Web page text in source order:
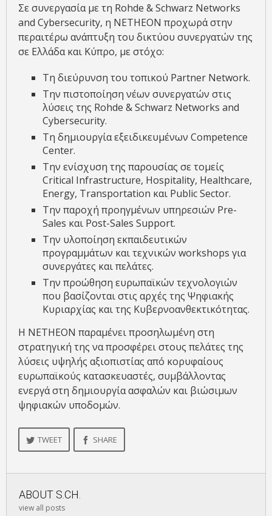
Σε συνεργασία με τη Rohde & Schwarz Networks
and Cybersecurity, η NETHEON προχωρά στην
περαιτέρω ανάπτυξη του δικτύου συνεργατών της
σε Ελλάδα και Κύπρο, με στόχο:
Τη διεύρυνση του τοπικού Partner Network.
Την πιστοποίηση νέων συνεργατών στις
λύσεις της Rohde & Schwarz Networks and
Cybersecurity.
Τη δημιουργία εξειδικευμένων Competence
Center.
Την ενίσχυση της παρουσίας σε τομείς
Critical Infrastructure, Hospitality, Healthcare,
Energy, Transportation και Public Sector.
Την παροχή προηγμένων υπηρεσιών Pre-
Sales και Post-Sales Support.
Την υλοποίηση εκπαιδευτικών
προγραμμάτων και τεχνικών workshops για
συνεργάτες και πελάτες.
Την προώθηση ευρωπαϊκών τεχνολογιών
που βασίζονται στις αρχές της Ψηφιακής
Κυριαρχίας και της Κυβερνοανθεκτικότητας.
Η NETHEON παραμένει προσηλωμένη στη
στρατηγική της να προσφέρει στους πελάτες της
λύσεις υψηλής αξιοπιστίας από κορυφαίους
ευρωπαϊκούς κατασκευαστές, συμβάλλοντας
ενεργά στη δημιουργία ασφαλών και βιώσιμων
ψηφιακών υποδομών.
TWEET SHARE
ABOUT S.CH.
view all posts